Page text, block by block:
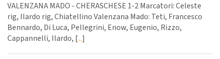
VALENZANA MADO - CHERASCHESE 1-2 Marcatori: Celeste
rig, Ilardo rig, Chiatellino Valenzana Mado: Teti, Francesco
Bennardo, Di Luca, Pellegrini, Enow, Eugenio, Rizzo,
Cappannelli, Ilardo, [...]